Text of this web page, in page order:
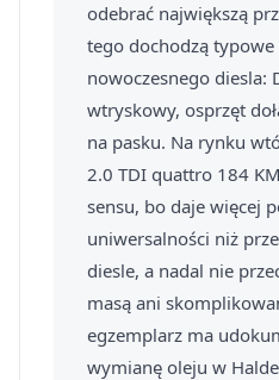
odebrać największą
tego dochodzą
nowoczesnego diesla:
wtryskowy, osprzęt
na pasku. Na rynku
2.0 TDI quattro 184
sensu, bo daje więcej
uniwersalności niż
diesle, a nadal nie
masą ani
egzemplarz ma
wymianę oleju w